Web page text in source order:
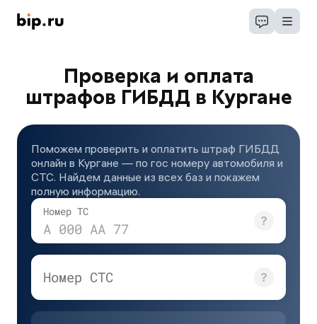
Проверка и оплата
штрафов ГИБДД в Кургане
Поможем проверить и оплатить штраф ГИБДД
онлайн в Кургане — по гос номеру автомобиля и
СТС. Найдем данные из всех баз и покажем
полную информацию.
Номер ТС
А 000 АА 77
Номер СТС